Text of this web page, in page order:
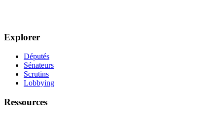
Explorer
Députés
Sénateurs
Scrutins
Lobbying
Ressources